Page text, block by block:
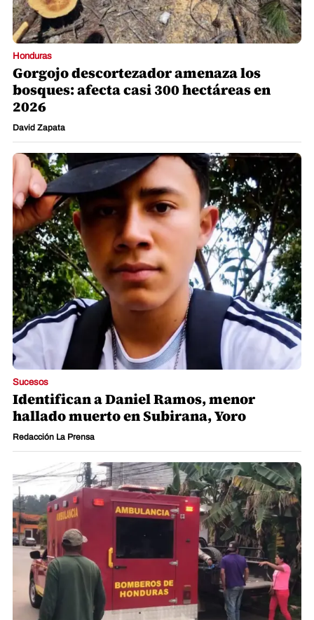
Honduras
Gorgojo descortezador amenaza los
bosques: afecta casi 300 hectáreas en
2026
David Zapata
Sucesos
Identifican a Daniel Ramos, menor
hallado muerto en Subirana, Yoro
Redacción La Prensa